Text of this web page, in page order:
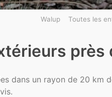
Walup Toutes les
près
dans un rayon de 20 km